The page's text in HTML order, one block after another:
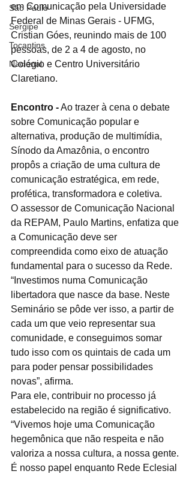
São Paulo
Sergipe
Tocantins
Nacional
em Comunicação pela Universidade
Federal de Minas Gerais - UFMG,
Cristian Góes, reunindo mais de 100
pessoas, de 2 a 4 de agosto, no
Colégio e Centro Universitário
Claretiano.
Encontro - Ao trazer à cena o debate
sobre Comunicação popular e
alternativa, produção de multimídia,
Sínodo da Amazônia, o encontro
propôs a criação de uma cultura de
comunicação estratégica, em rede,
profética, transformadora e coletiva.
O assessor de Comunicação Nacional
da REPAM, Paulo Martins, enfatiza que
a Comunicação deve ser
compreendida como eixo de atuação
fundamental para o sucesso da Rede.
“Investimos numa Comunicação
libertadora que nasce da base. Neste
Seminário se pôde ver isso, a partir de
cada um que veio representar sua
comunidade, e conseguimos somar
tudo isso com os quintais de cada um
para poder pensar possibilidades
novas”, afirma.
Para ele, contribuir no processo já
estabelecido na região é significativo.
“Vivemos hoje uma Comunicação
hegemônica que não respeita e não
valoriza a nossa cultura, a nossa gente.
É nosso papel enquanto Rede Eclesial